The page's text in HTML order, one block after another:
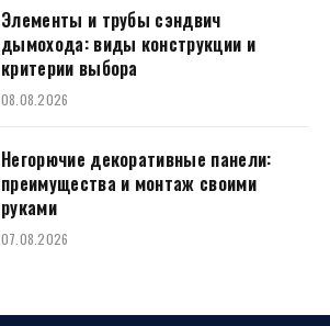
Элементы и трубы сэндвич
дымохода: виды конструкции и
критерии выбора
08.08.2026
Негорючие декоративные панели:
преимущества и монтаж своими
руками
07.08.2026